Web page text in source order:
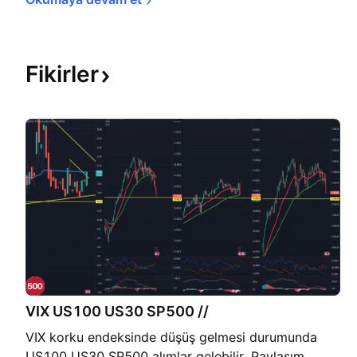
Fikirler
VIX US100 US30 SP500 //
VIX korku endeksinde düşüş gelmesi durumunda